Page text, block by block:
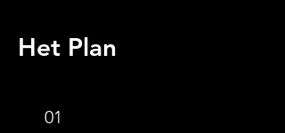
Het Plan
01